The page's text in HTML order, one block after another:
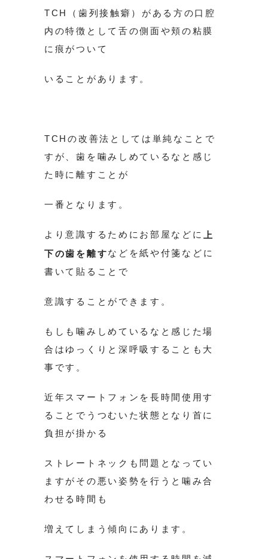
TCH（歯列接触癖）がある方の口腔
内の特徴として舌の側面や頬の粘膜
に痕がついて
いることがあります。
TCHの改善法としては単純なことで
すが、歯を噛みしめているなと感じ
た時に離すことが
一番となります。
より意識するためにお部屋などに
上
下の歯を離すなどを紙や付箋などに
書いて貼ることで
意識することができます。
もしも噛みしめているなと感じた場
合はゆっくりと深呼吸することも大
事です。
近年スマートフォンを長時間使用す
ることでうつむいた状態となり首に
負担が掛かる
ストレートネックも問題となってい
ますがその悪い姿勢を行うと噛み合
わせる時間も
増えてしまう傾向にあります。